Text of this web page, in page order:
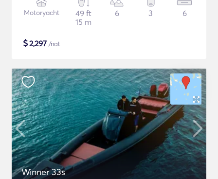
Motoryacht
49 ft
15 m
6 3 6
$2,297 /nat
Winner 33s